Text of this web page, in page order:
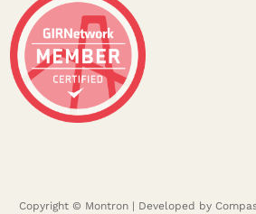
Copyright © Montron | Developed by